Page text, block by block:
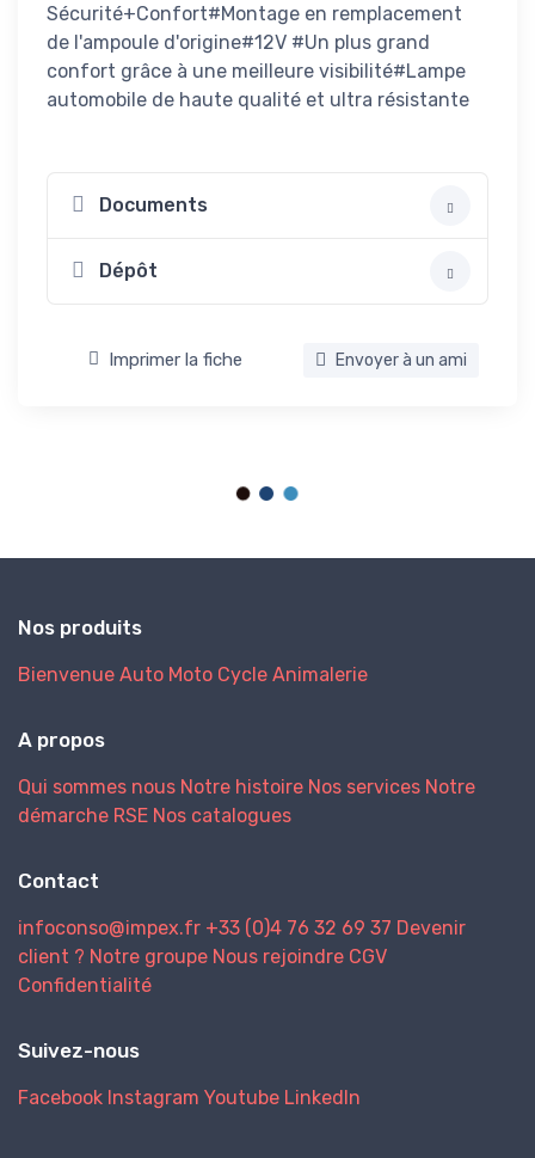
Sécurité+Confort#Montage en remplacement
de l'ampoule d'origine#12V #Un plus grand
confort grâce à une meilleure visibilité#Lampe
automobile de haute qualité et ultra résistante
Documents
Dépôt
Imprimer la fiche Envoyer à un ami
Nos produits
Bienvenue Auto Moto Cycle Animalerie
A propos
Qui sommes nous Notre histoire Nos services Notre
démarche RSE Nos catalogues
Contact
infoconso@impex.fr +33 (0)4 76 32 69 37 Devenir
client ? Notre groupe Nous rejoindre CGV
Confidentialité
Suivez-nous
Facebook Instagram Youtube LinkedIn